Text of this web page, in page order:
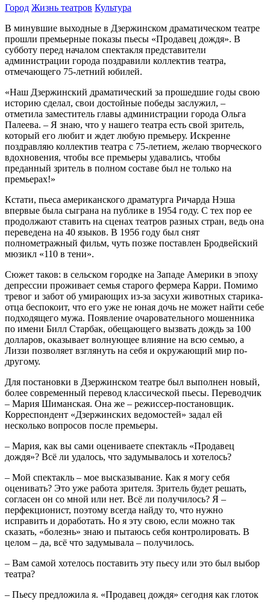
Город Жизнь театров Культура
В минувшие выходные в Дзержинском драматическом театре
прошли премьерные показы пьесы «Продавец дождя». В
субботу перед началом спектакля представители
администрации города поздравили коллектив театра,
отмечающего 75-летний юбилей.
«Наш Дзержинский драматический за прошедшие годы свою
историю сделал, свои достойные победы заслужил, –
отметила заместитель главы администрации города Ольга
Палеева. – Я знаю, что у нашего театра есть свой зритель,
который его любит и ждет любую премьеру. Искренне
поздравляю коллектив театра с 75-летием, желаю творческого
вдохновения, чтобы все премьеры удавались, чтобы
преданный зритель в полном составе был не только на
премьерах!»
Кстати, пьеса американского драматурга Ричарда Нэша
впервые была сыграна на публике в 1954 году. С тех пор ее
продолжают ставить на сценах театров разных стран, ведь она
переведена на 40 языков. В 1956 году был снят
полнометражный фильм, чуть позже поставлен Бродвейский
мюзикл «110 в тени».
Сюжет таков: в сельском городке на Западе Америки в эпоху
депрессии проживает семья старого фермера Карри. Помимо
тревог и забот об умирающих из-за засухи животных старика-
отца беспокоит, что его уже не юная дочь не может найти себе
подходящего мужа. Появление очаровательного мошенника
по имени Билл Старбак, обещающего вызвать дождь за 100
долларов, оказывает волнующее влияние на всю семью, а
Лиззи позволяет взглянуть на себя и окружающий мир по-
другому.
Для постановки в Дзержинском театре был выполнен новый,
более современный перевод классической пьесы. Переводчик
– Мария Шиманская. Она же – режиссер-постановщик.
Корреспондент «Дзержинских ведомостей» задал ей
несколько вопросов после премьеры.
– Мария, как вы сами оцениваете спектакль «Продавец
дождя»? Всё ли удалось, что задумывалось и хотелось?
– Мой спектакль – мое высказывание. Как я могу себя
оценивать? Это уже работа зрителя. Зритель будет решать,
согласен он со мной или нет. Всё ли получилось? Я –
перфекционист, поэтому всегда найду то, что нужно
исправить и доработать. Но я эту свою, если можно так
сказать, «болезнь» знаю и пытаюсь себя контролировать. В
целом – да, всё что задумывала – получилось.
– Вам самой хотелось поставить эту пьесу или это был выбор
театра?
– Пьесу предложила я. «Продавец дождя» сегодня как глоток